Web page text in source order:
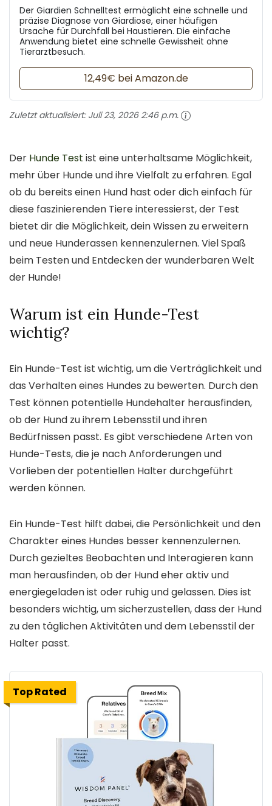
Der Giardien Schnelltest ermöglicht eine schnelle und
präzise Diagnose von Giardiose, einer häufigen
Ursache für Durchfall bei Haustieren. Die einfache
Anwendung bietet eine schnelle Gewissheit ohne
Tierarztbesuch.
12,49€ bei Amazon.de
Zuletzt aktualisiert: Juli 23, 2026 2:46 p.m.
Der Hunde Test ist eine unterhaltsame Möglichkeit,
mehr über Hunde und ihre Vielfalt zu erfahren. Egal
ob du bereits einen Hund hast oder dich einfach für
diese faszinierenden Tiere interessierst, der Test
bietet dir die Möglichkeit, dein Wissen zu erweitern
und neue Hunderassen kennenzulernen. Viel Spaß
beim Testen und Entdecken der wunderbaren Welt
der Hunde!
Warum ist ein Hunde-Test
wichtig?
Ein Hunde-Test ist wichtig, um die Verträglichkeit und
das Verhalten eines Hundes zu bewerten. Durch den
Test können potentielle Hundehalter herausfinden,
ob der Hund zu ihrem Lebensstil und ihren
Bedürfnissen passt. Es gibt verschiedene Arten von
Hunde-Tests, die je nach Anforderungen und
Vorlieben der potentiellen Halter durchgeführt
werden können.
Ein Hunde-Test hilft dabei, die Persönlichkeit und den
Charakter eines Hundes besser kennenzulernen.
Durch gezieltes Beobachten und Interagieren kann
man herausfinden, ob der Hund eher aktiv und
energiegeladen ist oder ruhig und gelassen. Dies ist
besonders wichtig, um sicherzustellen, dass der Hund
zu den täglichen Aktivitäten und dem Lebensstil der
Halter passt.
Top Rated